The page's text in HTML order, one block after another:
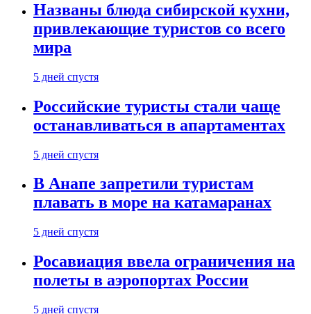
Названы блюда сибирской кухни,
привлекающие туристов со всего
мира
5 дней спустя
Российские туристы стали чаще
останавливаться в апартаментах
5 дней спустя
В Анапе запретили туристам
плавать в море на катамаранах
5 дней спустя
Росавиация ввела ограничения на
полеты в аэропортах России
5 дней спустя